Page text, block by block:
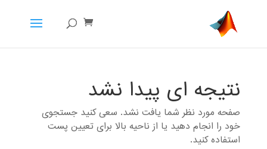
نتیجه ای پیدا نشد
صفحه مورد نظر شما یافت نشد. سعی کنید جستجوی
خود را انجام دهید یا از ناحیه بالا برای تعیین پست
استفاده کنید.